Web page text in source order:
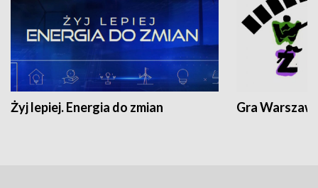
Żyj lepiej. Energia do zmian Gra